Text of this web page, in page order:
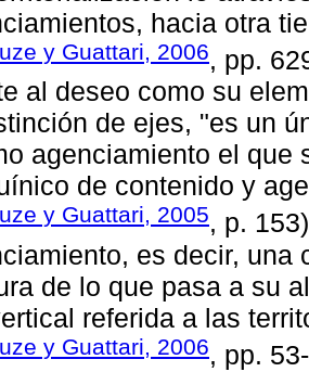
hacia otra
y Guattari, 2006, pp.
al deseo como su
de ejes, "es un
agenciamiento el que
de contenido y
y Guattari, 2005, p.
es decir, una
de lo que pasa a su
referida a las
y Guattari, 2006, pp.